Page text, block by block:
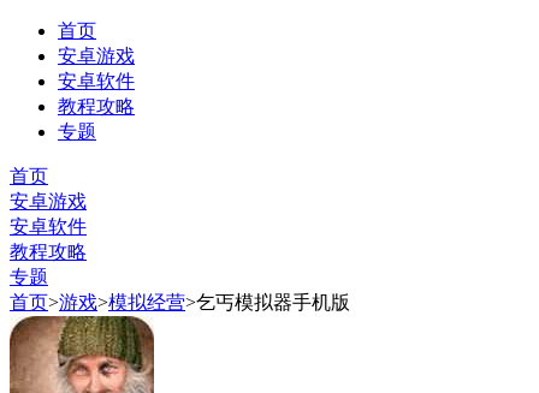
首页
安卓游戏
安卓软件
教程攻略
专题
首页
安卓游戏
安卓软件
教程攻略
专题
首页>游戏>模拟经营>乞丐模拟器手机版